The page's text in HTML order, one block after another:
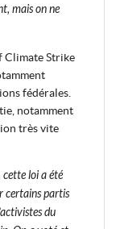
mais on ne
Climate Strike
fédérales.
notamment
très vite
cette loi a été
certains partis
du